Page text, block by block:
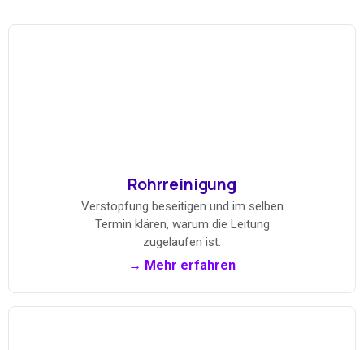
Rohrreinigung
Verstopfung beseitigen und im selben
Termin klären, warum die Leitung
zugelaufen ist.
→ Mehr erfahren